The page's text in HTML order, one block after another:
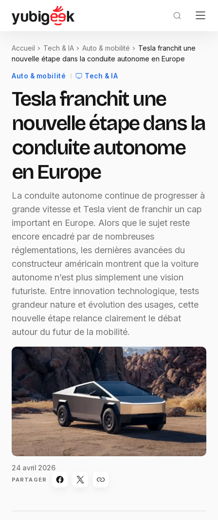
Accueil Tech & IA Auto & mobilité
Tesla franchit une
nouvelle étape dans la conduite autonome en Europe
Auto & mobilité Tech & IA
Tesla franchit une
nouvelle étape dans la
conduite autonome
en Europe
La conduite autonome continue de progresser à
grande vitesse et Tesla vient de franchir un cap
important en Europe. Alors que le sujet reste
encore encadré par de nombreuses
réglementations, les dernières avancées du
constructeur américain montrent que la voiture
autonome n’est plus simplement une vision
futuriste. Entre innovation technologique, tests
grandeur nature et évolution des usages, cette
nouvelle étape relance clairement le débat
autour du futur de la mobilité.
24 avril 2026
PARTAGER